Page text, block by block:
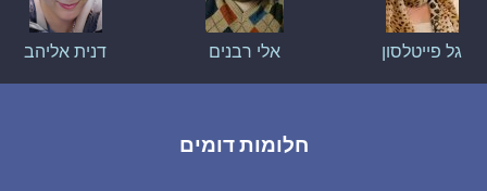
גל פייטלסון אלי רבנים דנית אליהב
חלומות דומים